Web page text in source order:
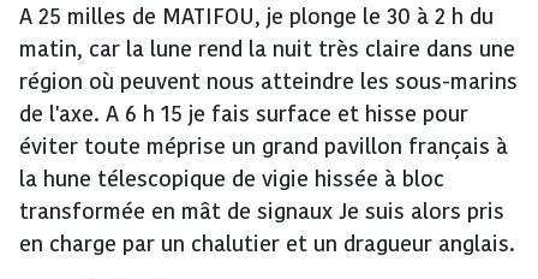
A 25 milles de MATIFOU, je plonge le 30 à 2 h du
matin, car la lune rend la nuit très claire dans une
région où peuvent nous atteindre les sous-marins
de l'axe. A 6 h 15 je fais surface et hisse pour
éviter toute méprise un grand pavillon français à
la hune télescopique de vigie hissée à bloc
transformée en mât de signaux Je suis alors pris
en charge par un chalutier et un dragueur anglais.